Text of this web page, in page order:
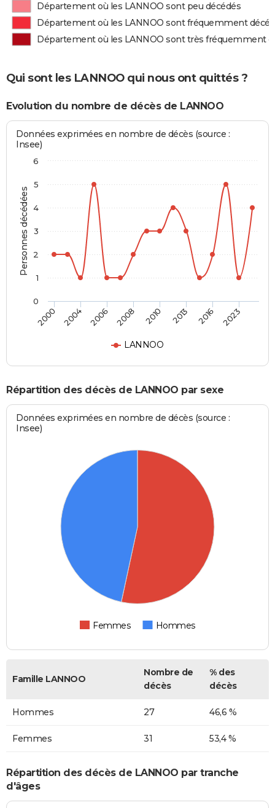
Département où les LANNOO sont peu décédés
Département où les LANNOO sont fréquemment
Département où les LANNOO sont très fréquemment
Qui sont les LANNOO qui nous ont quittés ?
Evolution du nombre de décès de LANNOO
Personnes décédées
Données exprimées en nombre de décès (source :
Insee)
LANNOO
2000 2004 2006 2008 2010 2013 2016 2023
0
1
2
3
4
5
6
Répartition des décès de LANNOO par sexe
Données exprimées en nombre de décès (source :
Insee)
Femmes Hommes
Famille LANNOO
Nombre de
décès
% des
décès
Hommes 27 46,6 %
Femmes 31 53,4 %
Répartition des décès de LANNOO par tranche
d'âges